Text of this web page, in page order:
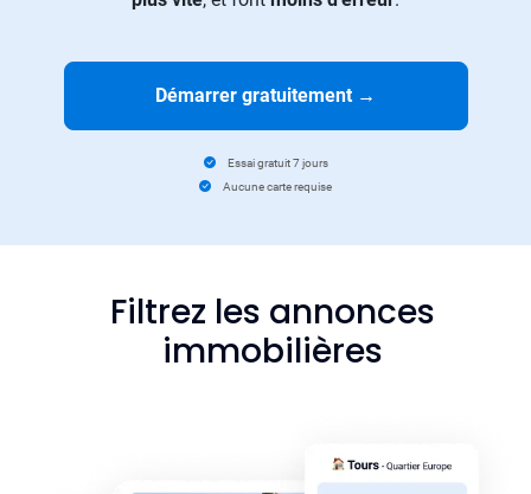
Démarrer gratuitement →
Essai gratuit 7 jours
Aucune carte requise
Filtrez les annonces
immobilières